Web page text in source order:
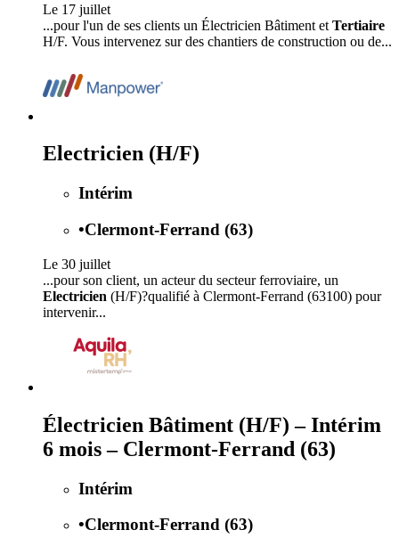
Le 17 juillet
...pour l'un de ses clients un Électricien Bâtiment et Tertiaire
H/F. Vous intervenez sur des chantiers de construction ou de...
Electricien (H/F)
Intérim
•Clermont-Ferrand (63)
Le 30 juillet
...pour son client, un acteur du secteur ferroviaire, un
Electricien (H/F)?qualifié à Clermont-Ferrand (63100) pour
intervenir...
Électricien Bâtiment (H/F) – Intérim
6 mois – Clermont-Ferrand (63)
Intérim
•Clermont-Ferrand (63)